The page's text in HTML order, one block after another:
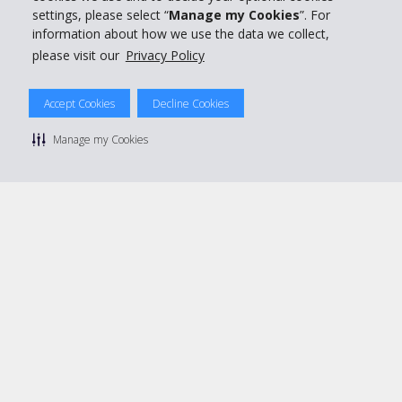
settings, please select “Manage my Cookies”. For
information about how we use the data we collect,
please visit our Privacy Policy
Accept Cookies Decline Cookies
Manage my Cookies
© 2026 The Hertz System, Inc.
Privacy Policy | Condizioni di Utilizzo |
Manage cookie preferences